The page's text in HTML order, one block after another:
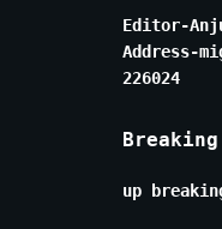
Editor-
Address-
226024
up